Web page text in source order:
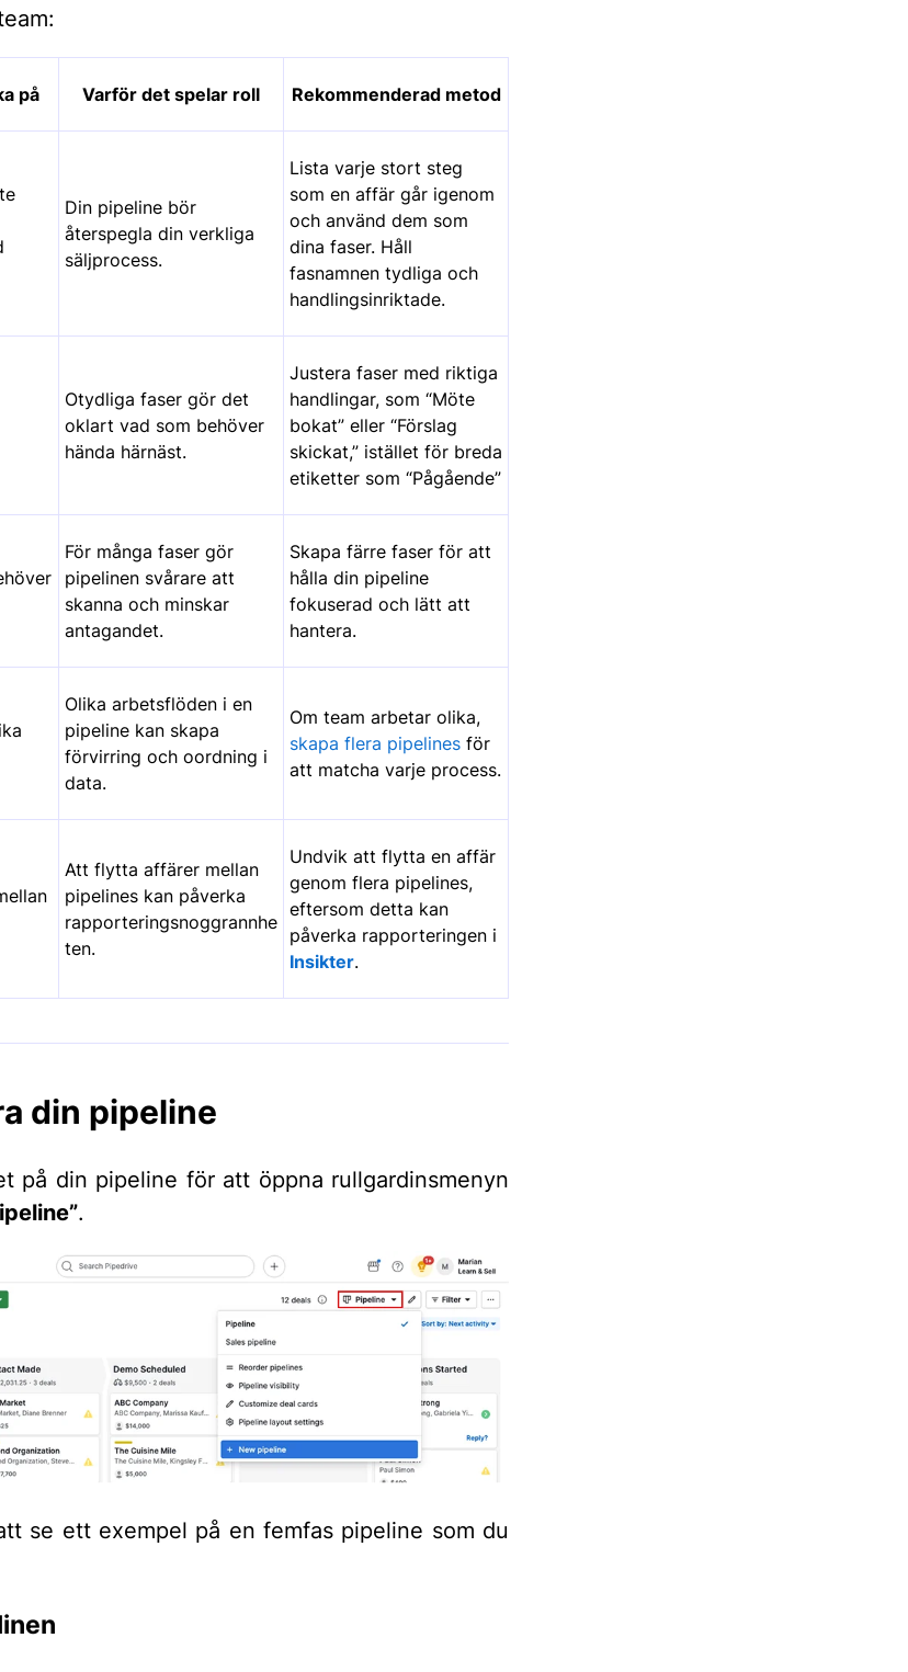
på Varför det spelar roll Rekommenderad metod
Din pipeline bör
återspegla din verkliga
säljprocess.
Lista varje stort steg
som en affär går igenom
och använd dem som
dina faser. Håll
fasnamnen tydliga och
handlingsinriktade.
Otydliga faser gör det
oklart vad som behöver
hända härnäst.
Justera faser med riktiga
handlingar, som “Möte
bokat” eller “Förslag
skickat,” istället för breda
etiketter som “Pågående”
För många faser gör
pipelinen svårare att
skanna och minskar
antagandet.
Skapa färre faser för att
hålla din pipeline
fokuserad och lätt att
hantera.
Olika arbetsflöden i en
pipeline kan skapa
förvirring och oordning i
data.
Om team arbetar olika,
skapa flera pipelines för
att matcha varje process.
Att flytta affärer mellan
pipelines kan påverka
rapporteringsnoggrannhe
ten.
Undvik att flytta en affär
genom flera pipelines,
eftersom detta kan
påverka rapporteringen i
Insikter.
din pipeline
på din pipeline för att öppna rullgardinsmenyn
.
se ett exempel på en femfas pipeline som du